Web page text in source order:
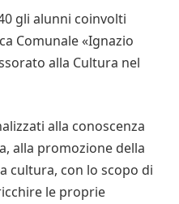
gli alunni coinvolti
Comunale «Ignazio
alla Cultura nel
alla conoscenza
alla promozione della
cultura, con lo scopo di
le proprie